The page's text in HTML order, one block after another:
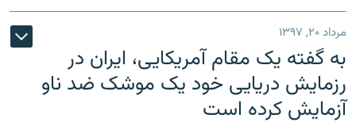
مرداد ۲۰, ۱۳۹۷
به گفته یک مقام آمریکایی، ایران در
رزمایش دریایی خود یک موشک ضد ناو
آزمایش کرده است